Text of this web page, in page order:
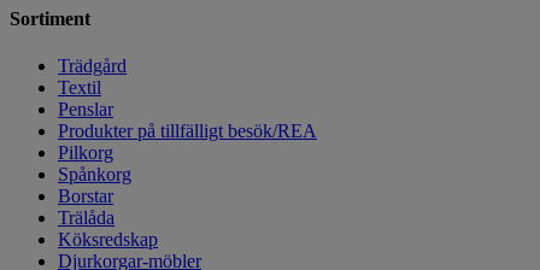
Sortiment
Trädgård
Textil
Penslar
Produkter på tillfälligt besök/REA
Pilkorg
Spånkorg
Borstar
Trälåda
Köksredskap
Djurkorgar-möbler